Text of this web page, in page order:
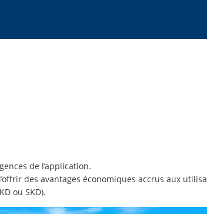
de l’application.
des avantages économiques accrus aux
ou SKD).